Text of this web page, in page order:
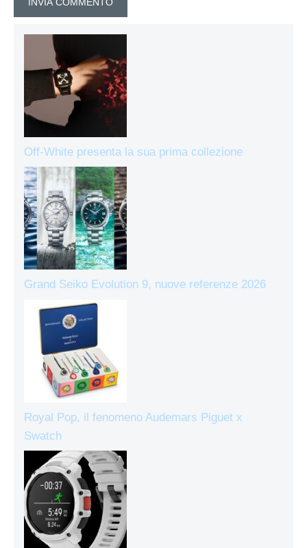
Off-White presenta la sua prima collezione
Grand Seiko Evolution 9, nuove referenze 2026
Royal Pop, il fenomeno Audemars Piguet x
Swatch